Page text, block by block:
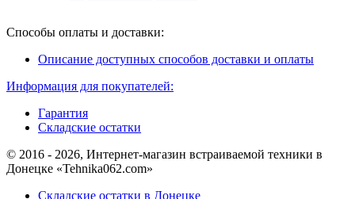
Способы оплаты и доставки:
Описание доступных способов доставки и оплаты
Информация для покупателей:
Гарантия
Складские остатки
© 2016 - 2026, Интернет-магазин встраиваемой техники в
Донецке «Tehnika062.com»
Складские остатки в Донецке